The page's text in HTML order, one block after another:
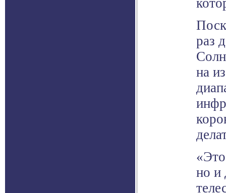
раз
на
но и